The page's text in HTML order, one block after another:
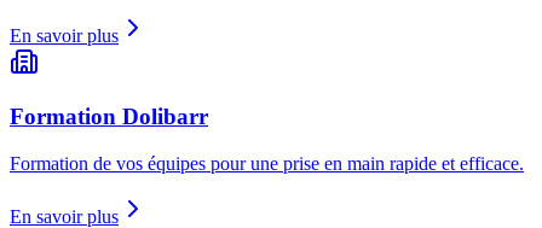
En savoir plus
Formation Dolibarr
Formation de vos équipes pour une prise en main rapide et efficace.
En savoir plus